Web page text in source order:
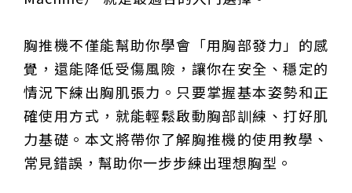
加爾奪世界盃開門紅
搶攻端午連假人潮 臺北天文館推銀河特展與免費劇場搶
客
台中》萬豐國小奪少棒全國冠軍 赴美參賽盼各界正視
500萬經費缺口
蕭美琴視察帛琉Malakal島開發計畫 盼深化台帛水產與
醫療合作
婦人眼角冒水皰確診帶狀皰疹 臺中醫院跨科即時診治化
解失明與腦炎危機
參山處「梨山原民歌舞與工藝體驗」6月登場 結合永續
觀光推深度部落旅遊
台中》中央挹注逾8成！蔡其昌爭取4980萬 翻新清水五
權路道路與人行步道
智慧科技解救護士的腿！中山醫大與仁寶攜手「送藥機
器人」月省醫護120公里步程
台北》污水廠變身都市綠洲！內湖運動公園全新戲水區
胸推機不僅能幫助你學會「用胸部發力」的感
覺，還能降低受傷風險，讓你在安全、穩定的
情況下練出胸肌張力。只要掌握基本姿勢和正
確使用方式，就能輕鬆啟動胸部訓練、打好肌
力基礎。本文將帶你了解胸推機的使用教學、
常見錯誤，幫助你一步步練出理想胸型。